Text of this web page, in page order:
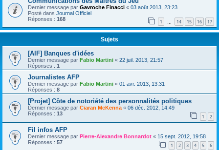
Dernier message par Gavroche Finacci « 03 août 2013, 23:23
Posté dans Journal Officiel
Réponses : 168 1 14 15 16 17
Sujets
[AIF] Banques d'idées
Dernier message par Fabio Martini « 22 juil. 2013, 21:57
Réponses : 1
Journalistes AFP
Dernier message par Fabio Martini « 01 avr. 2013, 13:31
Réponses : 8
[Projet] Côte de notoriété des personnalités politiques
Dernier message par Ciaran McKenna « 06 déc. 2012, 14:49
Réponses : 13 1 2
Fil infos AFP
Dernier message par Pierre-Alexandre Bonnardot « 15 sept. 2012, 19:58
Réponses : 57 1 2 3 4 5 6